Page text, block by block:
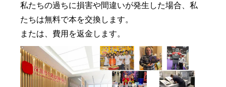
私たちの過ちに損害や間違いが発生した場合、私
たちは無料で本を交換します。
または、費用を返金します。